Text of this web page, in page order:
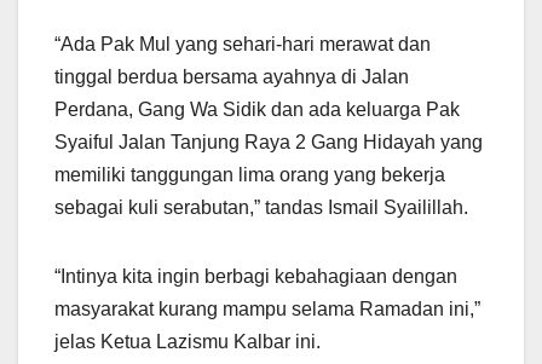
“Ada Pak Mul yang sehari-hari merawat dan
tinggal berdua bersama ayahnya di Jalan
Perdana, Gang Wa Sidik dan ada keluarga Pak
Syaiful Jalan Tanjung Raya 2 Gang Hidayah yang
memiliki tanggungan lima orang yang bekerja
sebagai kuli serabutan,” tandas Ismail Syailillah.
“Intinya kita ingin berbagi kebahagiaan dengan
masyarakat kurang mampu selama Ramadan ini,”
jelas Ketua Lazismu Kalbar ini.